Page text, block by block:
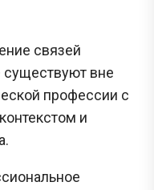
связей
существуют вне
профессии с
и